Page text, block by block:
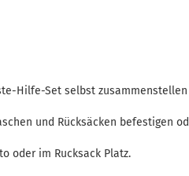
Hilfe-Set selbst
und Rücksäcken befestigen
oder im Rucksack Platz.